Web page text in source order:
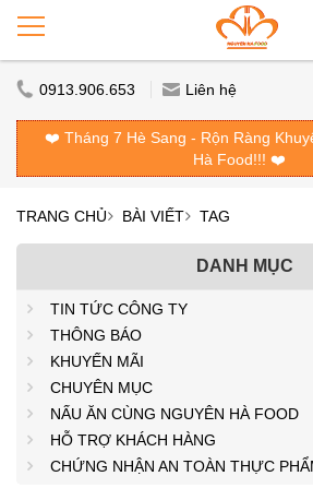
0913.906.653 Liên hệ
❤️ Tháng 7 Hè Sang - Rộn Ràng
Hà Food!!! ❤️
TRANG CHỦ BÀI VIẾT TAG
DANH MỤC
TIN TỨC CÔNG TY
THÔNG BÁO
KHUYẾN MÃI
CHUYÊN MỤC
NẤU ĂN CÙNG NGUYÊN HÀ FOOD
HỖ TRỢ KHÁCH HÀNG
CHỨNG NHẬN AN TOÀN THỰC